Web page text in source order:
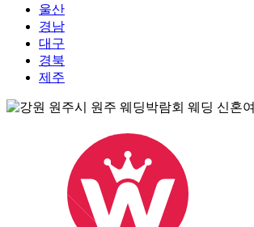
울산
경남
대구
경북
제주